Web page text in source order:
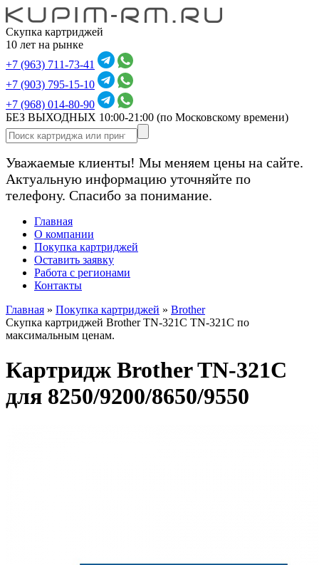
Скупка картриджей
10 лет на рынке
+7 (963) 711-73-41
+7 (903) 795-15-10
+7 (968) 014-80-90
БЕЗ ВЫХОДНЫХ 10:00-21:00 (по Московскому времени)
Уважаемые клиенты! Мы меняем цены на сайте.
Актуальную информацию уточняйте по
телефону. Спасибо за понимание.
Главная
О компании
Покупка картриджей
Оставить заявку
Работа с регионами
Контакты
Главная » Покупка картриджей » Brother
Скупка картриджей Brother TN-321C TN-321C по
максимальным ценам.
Картридж Brother TN-321C
для 8250/9200/8650/9550